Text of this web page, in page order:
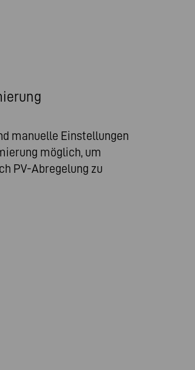
manuelle Einstellungen
möglich, um
PV-Abregelung zu